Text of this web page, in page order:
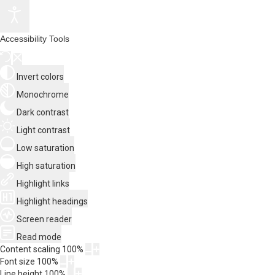
Accessibility Tools
Invert colors
Monochrome
Dark contrast
Light contrast
Low saturation
High saturation
Highlight links
Highlight headings
Screen reader
Read mode
Content scaling 100%
Font size 100%